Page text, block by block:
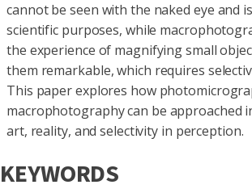
cannot be seen with the naked eye and
scientific purposes, while
the experience of magnifying small
them remarkable, which requires
This paper explores how
macrophotography can be approached
art, reality, and selectivity in perception.
KEYWORDS